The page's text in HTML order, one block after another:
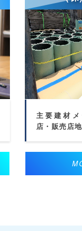
主要建材
店・販売店